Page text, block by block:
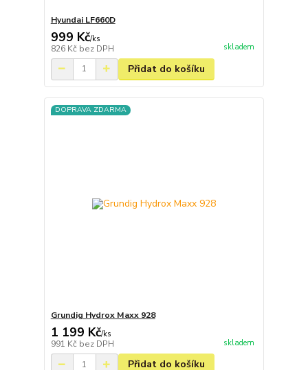
Hyundai LF660D
999 Kč/ks
826 Kč bez DPH skladem
Přidat do košíku
DOPRAVA ZDARMA
Grundig Hydrox Maxx 928
1 199 Kč/ks
991 Kč bez DPH skladem
Přidat do košíku